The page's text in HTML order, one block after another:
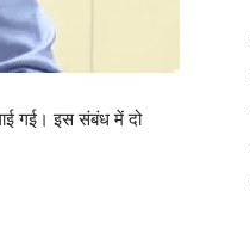
गई। इस संबंध में दो